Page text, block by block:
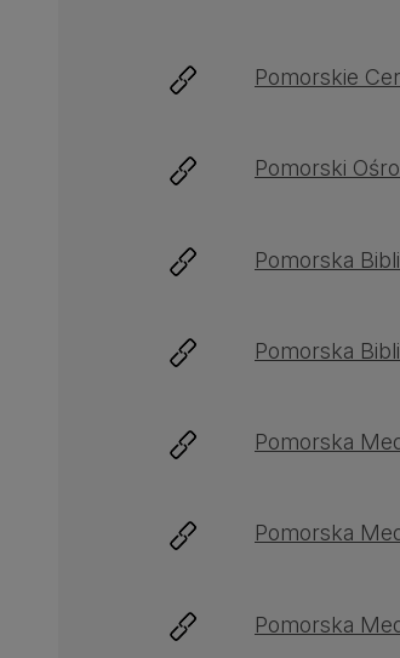
Pomorskie
Pomorski
Pomorska
Pomorska
Pomorska
Pomorska
Pomorska